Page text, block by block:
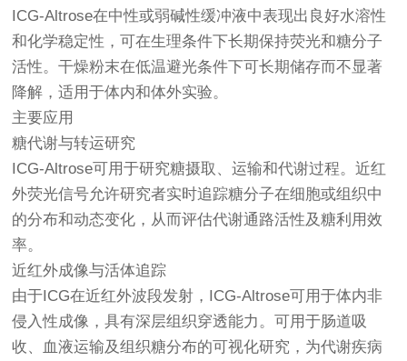
ICG-Altrose在中性或弱碱性缓冲液中表现出良好水溶性
和化学稳定性，可在生理条件下长期保持荧光和糖分子
活性。干燥粉末在低温避光条件下可长期储存而不显著
降解，适用于体内和体外实验。
主要应用
糖代谢与转运研究
ICG-Altrose可用于研究糖摄取、运输和代谢过程。近红
外荧光信号允许研究者实时追踪糖分子在细胞或组织中
的分布和动态变化，从而评估代谢通路活性及糖利用效
率。
近红外成像与活体追踪
由于ICG在近红外波段发射，ICG-Altrose可用于体内非
侵入性成像，具有深层组织穿透能力。可用于肠道吸
收、血液运输及组织糖分布的可视化研究，为代谢疾病